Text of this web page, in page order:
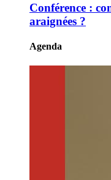
Conférence :
araignées ?
Agenda